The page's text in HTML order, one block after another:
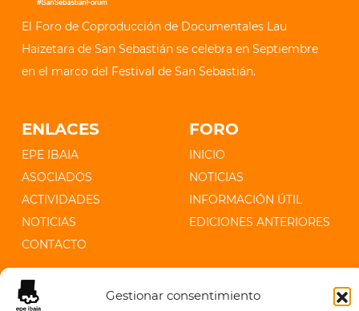
Gestionar consentimiento
El Foro de Coproducción de Documentales Lau
Haizetara de San Sebastián se celebra en Septiembre
en el marco del Festival de San Sebastián.
ENLACES
EPE IBAIA
ASOCIADOS
ACTIVIDADES
NOTICIAS
CONTACTO
FORO
INICIO
NOTICIAS
INFORMACIÓN ÚTIL
EDICIONES ANTERIORES
CONTACTO